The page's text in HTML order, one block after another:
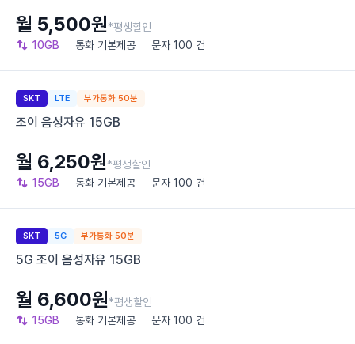
10GB 통화 기본제공 문자 100 건
월 5,500원*평생할인
SKT LTE 부가통화 50분
조이 음성자유 15GB
15GB 통화 기본제공 문자 100 건
월 6,250원*평생할인
SKT 5G 부가통화 50분
5G 조이 음성자유 15GB
15GB 통화 기본제공 문자 100 건
월 6,600원*평생할인